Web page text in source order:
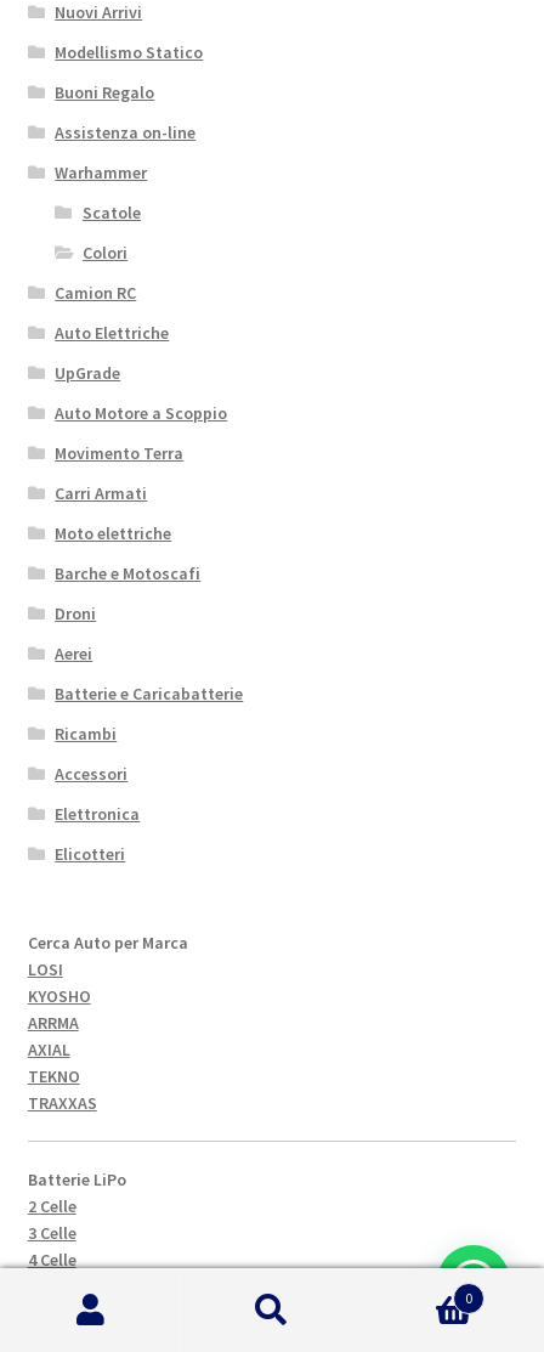
Nuovi Arrivi
Modellismo Statico
Buoni Regalo
Assistenza on-line
Warhammer
Scatole
Colori
Camion RC
Auto Elettriche
UpGrade
Auto Motore a Scoppio
Movimento Terra
Carri Armati
Moto elettriche
Barche e Motoscafi
Droni
Aerei
Batterie e Caricabatterie
Ricambi
Accessori
Elettronica
Elicotteri
Cerca Auto per Marca
LOSI
KYOSHO
ARRMA
AXIAL
TEKNO
TRAXXAS
Batterie LiPo
2 Celle
3 Celle
4 Celle
0